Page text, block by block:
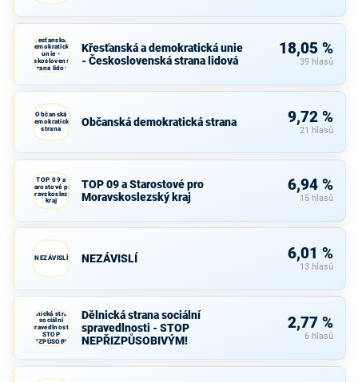
Křesťanská a
demokratická
unie -
Československá
strana lidová
Křesťanská a demokratická unie
- Československá strana lidová
18,05 %
39 hlasů
Občanská
demokratická
strana
Občanská demokratická strana 9,72 %
21 hlasů
TOP 09 a
Starostové pro
Moravskoslezský
kraj
TOP 09 a Starostové pro
Moravskoslezský kraj
6,94 %
15 hlasů
NEZÁVISLÍ NEZÁVISLÍ 6,01 %
13 hlasů
Dělnická strana
sociální
spravedlnosti -
STOP
NEPŘIZPŮSOBIVÝM!
Dělnická strana sociální
spravedlnosti - STOP
NEPŘIZPŮSOBIVÝM!
2,77 %
6 hlasů